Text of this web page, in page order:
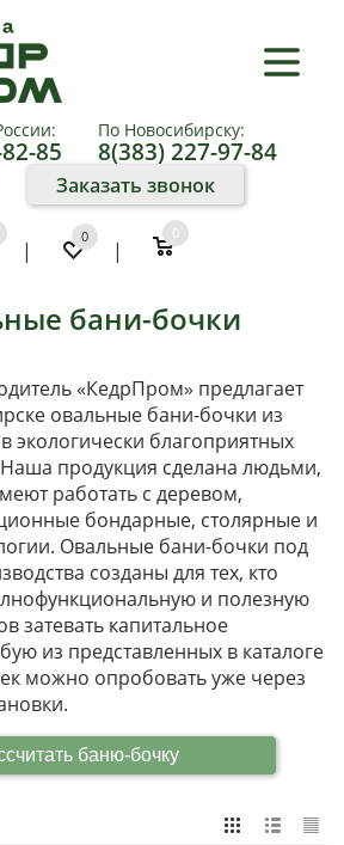
85
По Новосибирску:
8(383) 227-97-84
Заказать звонок
|
0
|
0
бани-бочки
«КедрПром» предлагает
овальные бани-бочки из
экологически благоприятных
продукция сделана людьми,
работать с деревом,
бондарные, столярные и
Овальные бани-бочки под
созданы для тех, кто
и полезную
затевать капитальное
из представленных в каталоге
можно опробовать уже через
баню-бочку